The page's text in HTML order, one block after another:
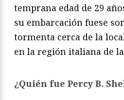
temprana edad de 29
su embarcación fuese
tormenta cerca de la
en la región italiana de la
¿Quién fue Percy B.